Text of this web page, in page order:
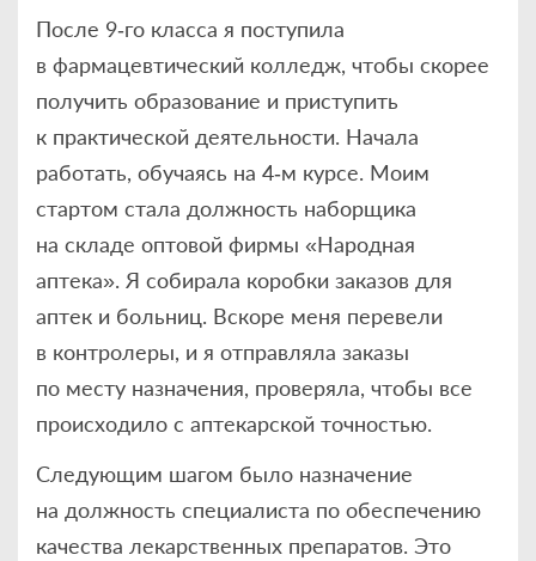
После 9‑го класса я поступила
в фармацевтический колледж, чтобы скорее
получить образование и приступить
к практической деятельности. Начала
работать, обучаясь на 4‑м курсе. Моим
стартом стала должность наборщика
на складе оптовой фирмы «Народная
аптека». Я собирала коробки заказов для
аптек и больниц. Вскоре меня перевели
в контролеры, и я отправляла заказы
по месту назначения, проверяла, чтобы все
происходило с аптекарской точностью.
Следующим шагом было назначение
на должность специалиста по обеспечению
качества лекарственных препаратов. Это